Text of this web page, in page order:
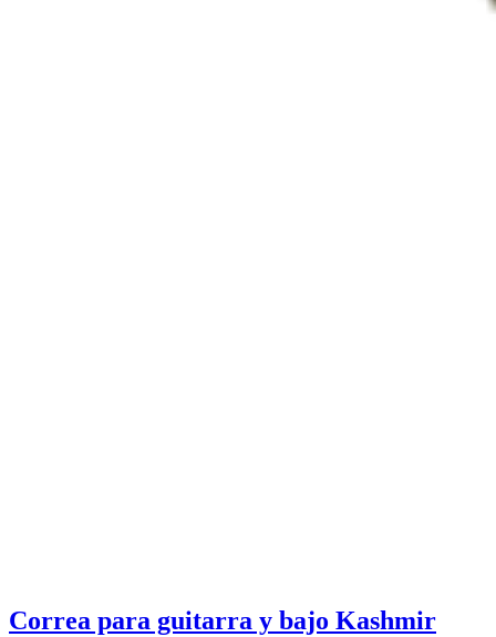
Correa para guitarra y bajo Kashmir